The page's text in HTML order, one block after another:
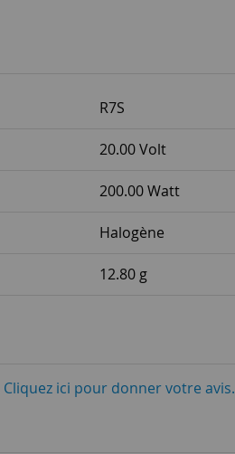
R7S
20.00 Volt
200.00 Watt
Halogène
12.80 g
Cliquez ici pour donner votre avis.